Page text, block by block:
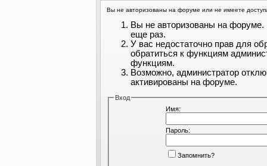
Вы не авторизованы на форуме или не имеете
Вы не авторизованы на форуме.
еще раз.
У вас недостаточно прав для
обратиться к функциям
функциям.
Возможно, администратор
активированы на форуме.
Вход
Имя:
Пароль:
Запомнить?